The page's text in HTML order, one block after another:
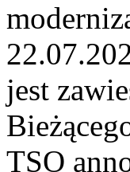
jest
TSO